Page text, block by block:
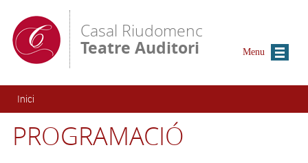
Casal Riudomenc
Teatre Auditori
Esteu aquí
Inici
PROGRAMACIÓ
Menu